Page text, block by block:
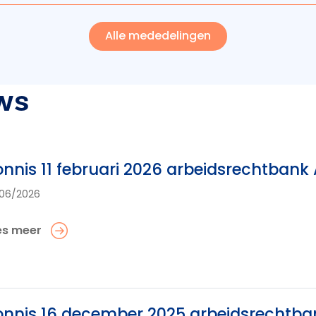
Alle mededelingen
11 februari 2026
2026
meer